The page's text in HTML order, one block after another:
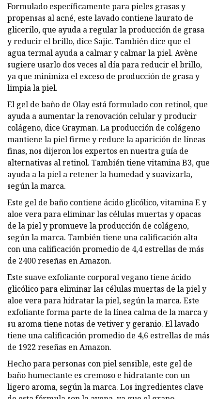
Formulado específicamente para pieles grasas y
propensas al acné, este lavado contiene laurato de
glicerilo, que ayuda a regular la producción de grasa
y reducir el brillo, dice Sajic. También dice que el
agua termal ayuda a calmar y calmar la piel. Avène
sugiere usarlo dos veces al día para reducir el brillo,
ya que minimiza el exceso de producción de grasa y
limpia la piel.
El gel de baño de Olay está formulado con retinol, que
ayuda a aumentar la renovación celular y producir
colágeno, dice Grayman. La producción de colágeno
mantiene la piel firme y reduce la aparición de líneas
finas, nos dijeron los expertos en nuestra guía de
alternativas al retinol. También tiene vitamina B3, que
ayuda a la piel a retener la humedad y suavizarla,
según la marca.
Este gel de baño contiene ácido glicólico, vitamina E y
aloe vera para eliminar las células muertas y opacas
de la piel y promueve la producción de colágeno,
según la marca. También tiene una calificación alta
con una calificación promedio de 4,4 estrellas de más
de 2400 reseñas en Amazon.
Este suave exfoliante corporal vegano tiene ácido
glicólico para eliminar las células muertas de la piel y
aloe vera para hidratar la piel, según la marca. Este
exfoliante forma parte de la línea calma de la marca y
su aroma tiene notas de vetiver y geranio. El lavado
tiene una calificación promedio de 4,6 estrellas de más
de 1922 reseñas en Amazon.
Hecho para personas con piel sensible, este gel de
baño humectante es cremoso e hidratante con un
ligero aroma, según la marca. Los ingredientes clave